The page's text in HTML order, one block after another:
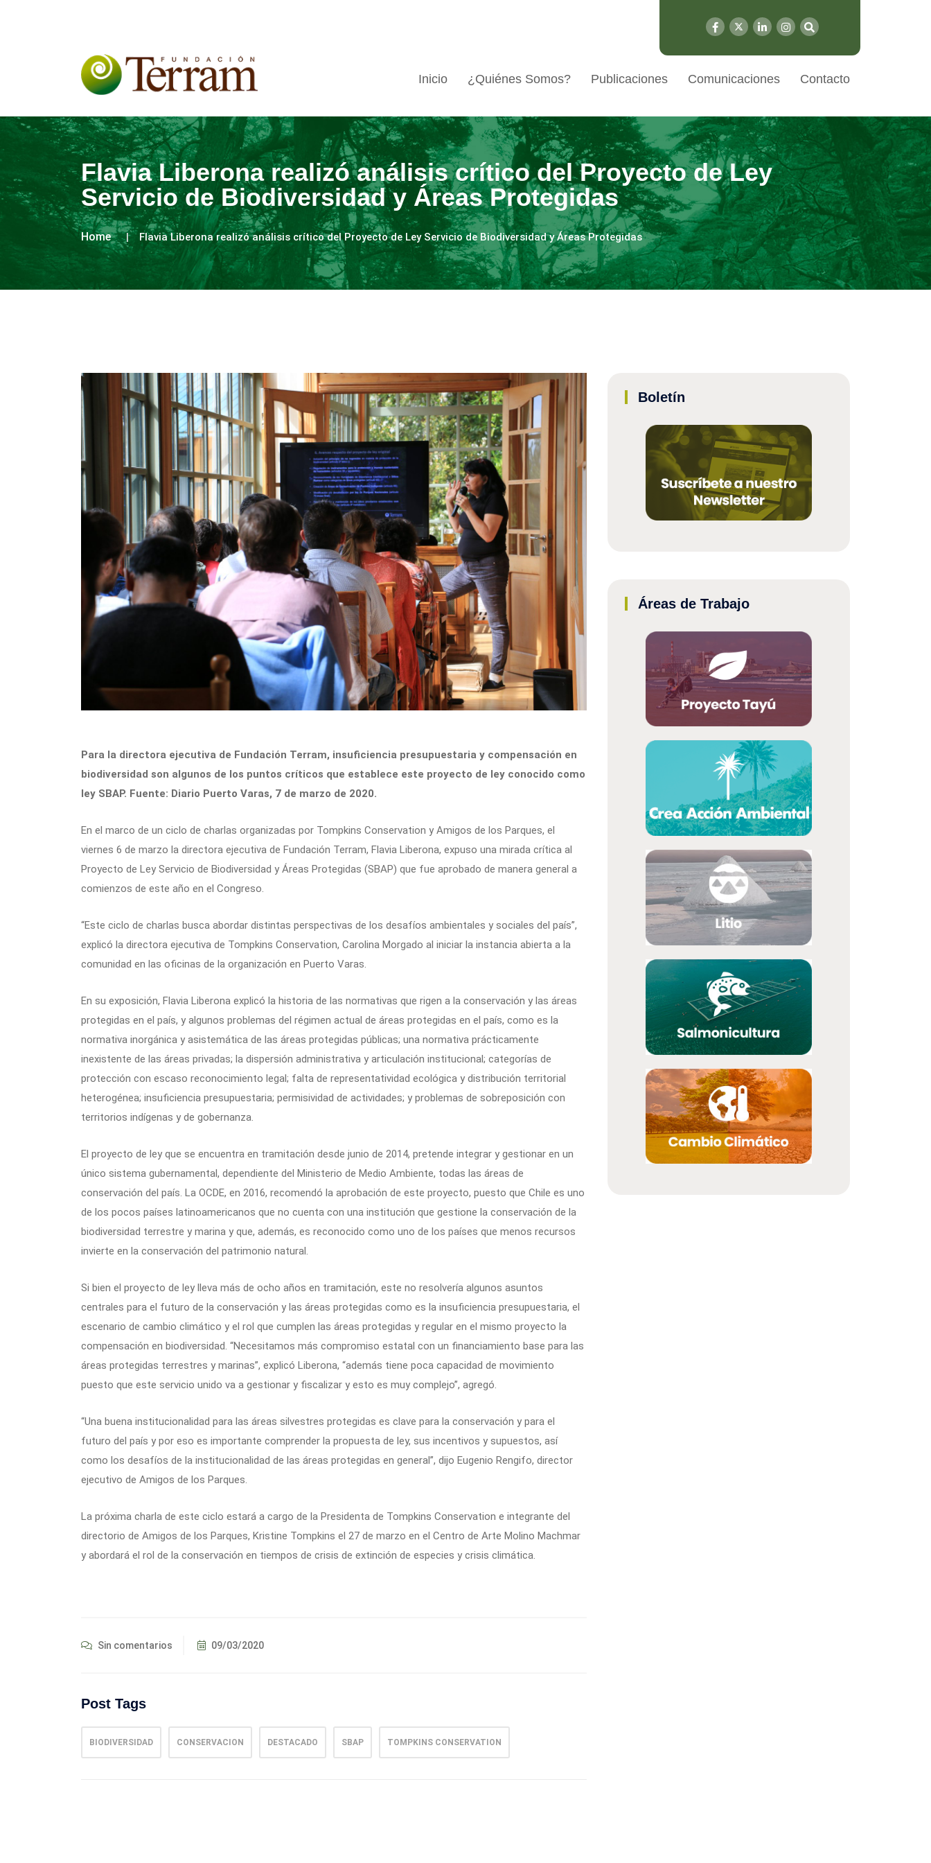
Inicio ¿Quiénes Somos? Publicaciones Comunicaciones Contacto
Flavia Liberona realizó análisis crítico del Proyecto de Ley
Servicio de Biodiversidad y Áreas Protegidas
Home Flavia Liberona realizó análisis crítico del Proyecto de Ley Servicio de Biodiversidad y Áreas Protegidas
Para la directora ejecutiva de Fundación Terram, insuficiencia presupuestaria y compensación en
biodiversidad son algunos de los puntos críticos que establece este proyecto de ley conocido como
ley SBAP. Fuente: Diario Puerto Varas, 7 de marzo de 2020.
En el marco de un ciclo de charlas organizadas por Tompkins Conservation y Amigos de los Parques, el
viernes 6 de marzo la directora ejecutiva de Fundación Terram, Flavia Liberona, expuso una mirada crítica al
Proyecto de Ley Servicio de Biodiversidad y Áreas Protegidas (SBAP) que fue aprobado de manera general a
comienzos de este año en el Congreso.
“Este ciclo de charlas busca abordar distintas perspectivas de los desafíos ambientales y sociales del país”,
explicó la directora ejecutiva de Tompkins Conservation, Carolina Morgado al iniciar la instancia abierta a la
comunidad en las oficinas de la organización en Puerto Varas.
En su exposición, Flavia Liberona explicó la historia de las normativas que rigen a la conservación y las áreas
protegidas en el país, y algunos problemas del régimen actual de áreas protegidas en el país, como es la
normativa inorgánica y asistemática de las áreas protegidas públicas; una normativa prácticamente
inexistente de las áreas privadas; la dispersión administrativa y articulación institucional; categorías de
protección con escaso reconocimiento legal; falta de representatividad ecológica y distribución territorial
heterogénea; insuficiencia presupuestaria; permisividad de actividades; y problemas de sobreposición con
territorios indígenas y de gobernanza.
El proyecto de ley que se encuentra en tramitación desde junio de 2014, pretende integrar y gestionar en un
único sistema gubernamental, dependiente del Ministerio de Medio Ambiente, todas las áreas de
conservación del país. La OCDE, en 2016, recomendó la aprobación de este proyecto, puesto que Chile es uno
de los pocos países latinoamericanos que no cuenta con una institución que gestione la conservación de la
biodiversidad terrestre y marina y que, además, es reconocido como uno de los países que menos recursos
invierte en la conservación del patrimonio natural.
Si bien el proyecto de ley lleva más de ocho años en tramitación, este no resolvería algunos asuntos
centrales para el futuro de la conservación y las áreas protegidas como es la insuficiencia presupuestaria, el
escenario de cambio climático y el rol que cumplen las áreas protegidas y regular en el mismo proyecto la
compensación en biodiversidad. “Necesitamos más compromiso estatal con un financiamiento base para las
áreas protegidas terrestres y marinas”, explicó Liberona, “además tiene poca capacidad de movimiento
puesto que este servicio unido va a gestionar y fiscalizar y esto es muy complejo”, agregó.
“Una buena institucionalidad para las áreas silvestres protegidas es clave para la conservación y para el
futuro del país y por eso es importante comprender la propuesta de ley, sus incentivos y supuestos, así
como los desafíos de la institucionalidad de las áreas protegidas en general”, dijo Eugenio Rengifo, director
ejecutivo de Amigos de los Parques.
La próxima charla de este ciclo estará a cargo de la Presidenta de Tompkins Conservation e integrante del
directorio de Amigos de los Parques, Kristine Tompkins el 27 de marzo en el Centro de Arte Molino Machmar
y abordará el rol de la conservación en tiempos de crisis de extinción de especies y crisis climática.
Sin comentarios 09/03/2020
Post Tags
BIODIVERSIDAD CONSERVACION DESTACADO SBAP TOMPKINS CONSERVATION
Boletín
Áreas de Trabajo